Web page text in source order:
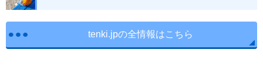
tenki.jpの全情報はこちら